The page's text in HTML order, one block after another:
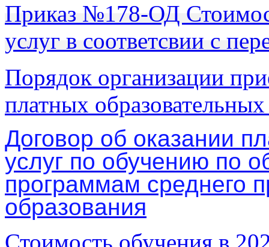
Приказ №178-ОД
услуг в соответсвии с
Порядок организации
платных
Договор об оказании
услуг по обучению по
программам среднего
образования